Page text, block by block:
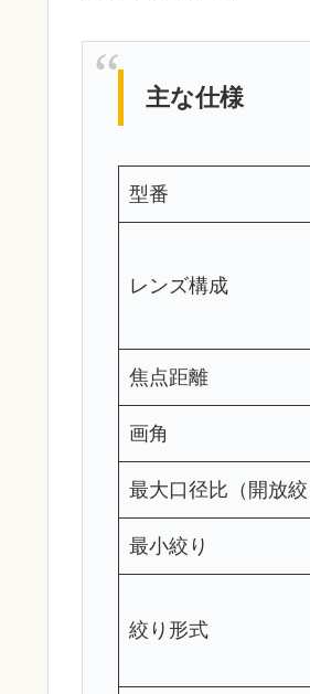
主な仕様
型番
レンズ構成
焦点距離
画角
最大口径比（開放絞
最小絞り
絞り形式